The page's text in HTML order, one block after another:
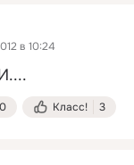
в 10:24
0 Класс! 3